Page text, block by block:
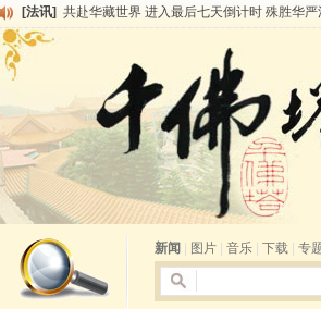
[法讯] 千佛塔寺阅藏堂周末阅藏报名通知
[法讯]
本寺方丈上明下慧尼和尚开讲《六祖坛经》
2015-3-26师父于法堂对大众的开示
[法讯]
广东千佛塔寺云门佛学院女众部 2016年招
[法讯] 恭请海涛法师莅临千佛塔寺弘法
[法讯]
2014年七月大法会 祈福息灾地藏七 冥阳两
[法讯]
千佛塔寺云门佛学院女众部2014年招生简章
[法讯]
千佛塔寺兴建佛学院综合大楼缘起
[法讯] 共赴华藏世界 进入最后七天倒计时 殊胜华严
新闻
图片 音乐 下载 专